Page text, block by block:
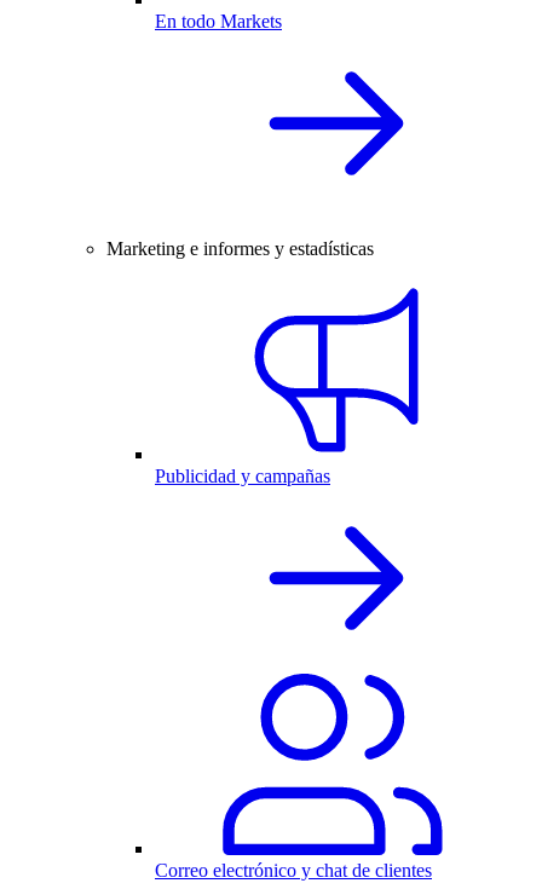
En todo Markets
Marketing e informes y estadísticas
Publicidad y campañas
Correo electrónico y chat de clientes